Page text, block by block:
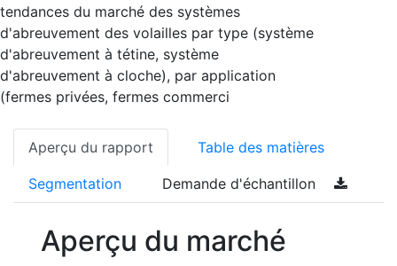
tendances du marché des systèmes
d'abreuvement des volailles par type (système
d'abreuvement à tétine, système
d'abreuvement à cloche), par application
(fermes privées, fermes commerci
Aperçu du rapport Table des matières
Segmentation Demande d'échantillon
Aperçu du marché